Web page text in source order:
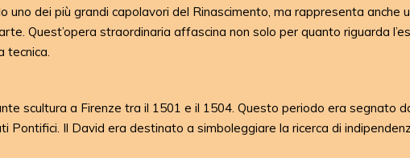
uno dei più grandi capolavori del Rinascimento, ma rappresenta anche
Quest’opera straordinaria affascina non solo per quanto riguarda
tecnica.
scultura a Firenze tra il 1501 e il 1504. Questo periodo era segnato
Pontifici. Il David era destinato a simboleggiare la ricerca di